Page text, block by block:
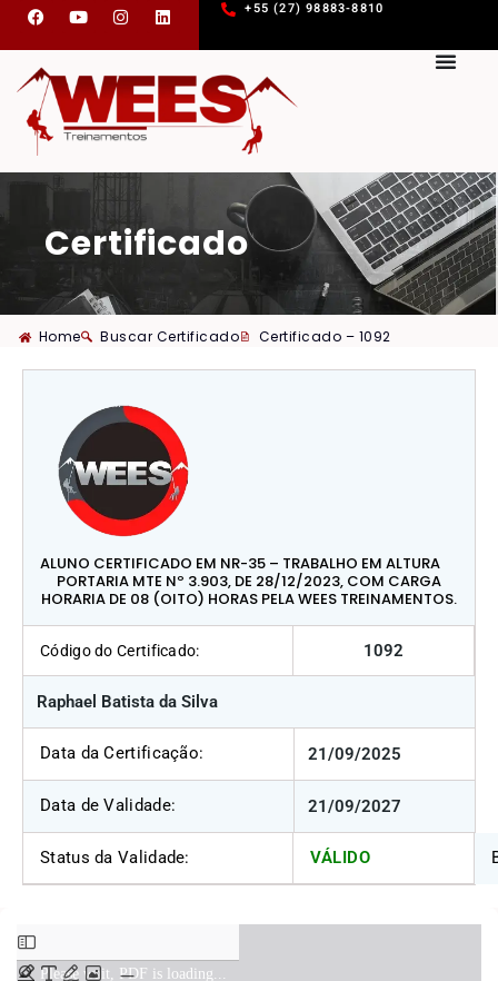
+55 (27) 98883-8810
Certificado
Home Buscar Certificado Certificado – 1092
ALUNO CERTIFICADO EM NR-35 – TRABALHO EM ALTURA
PORTARIA MTE Nº 3.903, DE 28/12/2023, COM CARGA
HORARIA DE 08 (OITO) HORAS PELA WEES TREINAMENTOS.
Código do Certificado: 1092
Raphael Batista da Silva
Data da Certificação: 21/09/2025
Data de Validade: 21/09/2027
Status da Validade: VÁLIDO